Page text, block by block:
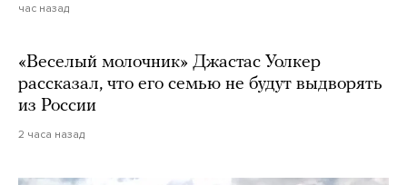
час назад
«Веселый молочник» Джастас Уолкер
рассказал, что его семью не будут выдворять
из России
2 часа назад